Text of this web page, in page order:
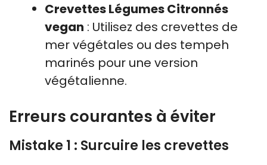
Crevettes Légumes Citronnés
vegan : Utilisez des crevettes de
mer végétales ou des tempeh
marinés pour une version
végétalienne.
Erreurs courantes à éviter
Mistake 1 : Surcuire les crevettes